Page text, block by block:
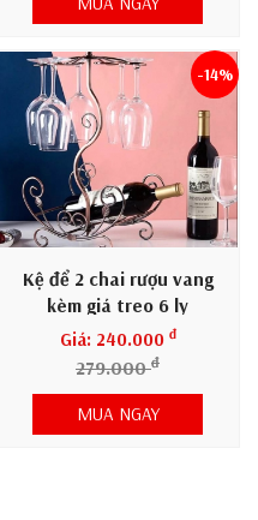
Kệ để 2 chai rượu vang
kèm giá treo 6 ly
Giá: 240.000 đ
279.000đ
-14%
MUA NGAY